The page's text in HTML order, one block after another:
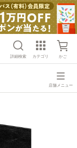
詳細検索 カテゴリ かご
店舗メニュー